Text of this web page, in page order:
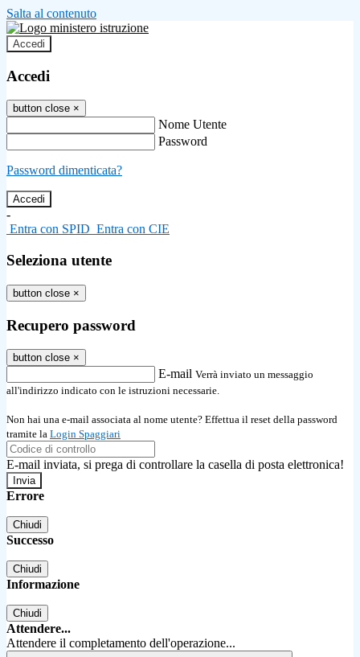
Salta al contenuto
Accedi
Accedi
button close ×
Nome Utente
Password
Password dimenticata?
-
Entra con SPID Entra con CIE
Seleziona utente
button close ×
Recupero password
button close ×
E-mail Verrà inviato un messaggio
all'indirizzo indicato con le istruzioni necessarie.
Non hai una e-mail associata al nome utente? Effettua il reset della password
tramite la Login Spaggiari
E-mail inviata, si prega di controllare la casella di posta elettronica!
Errore
Chiudi
Successo
Chiudi
Informazione
Chiudi
Attendere...
Attendere il completamento dell'operazione...